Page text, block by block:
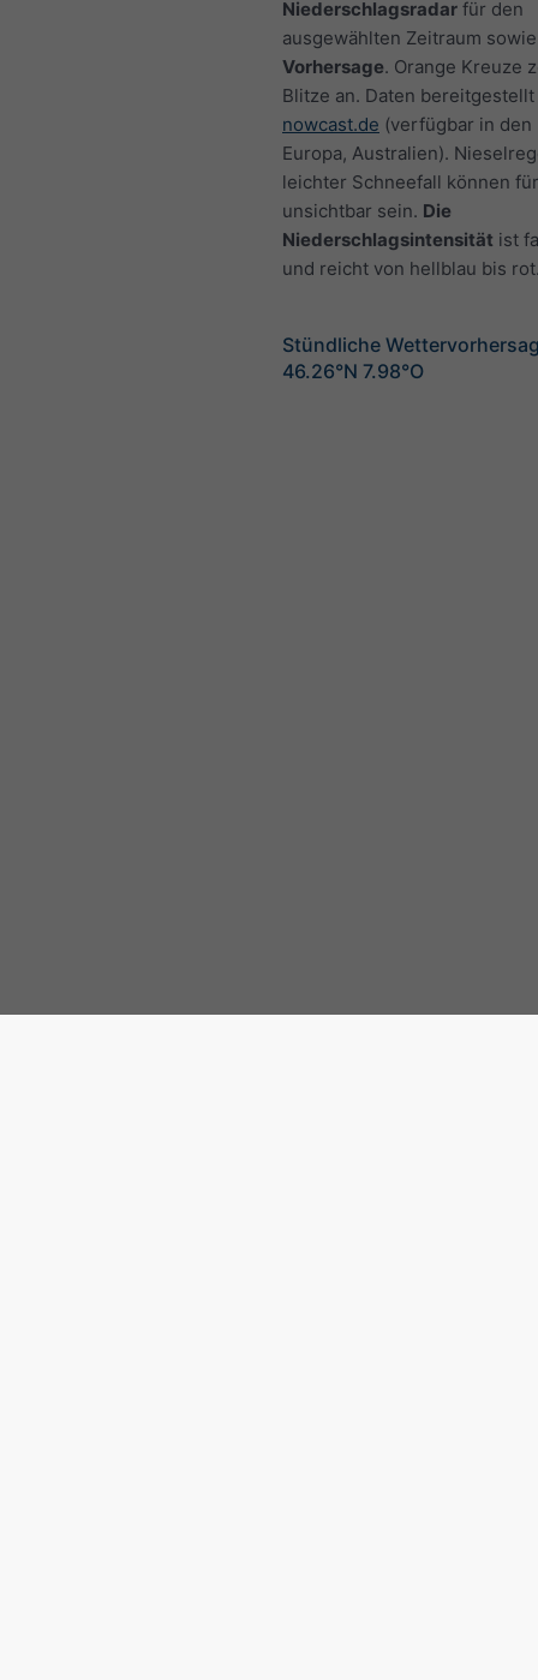
Niederschlagsradar für den
ausgewählten Zeitraum
Vorhersage. Orange Kreuze
Blitze an. Daten
nowcast.de (verfügbar in den
Europa, Australien).
leichter Schneefall können
unsichtbar sein. Die
Niederschlagsintensität ist
und reicht von hellblau bis
Stündliche
46.26°N 7.98°O